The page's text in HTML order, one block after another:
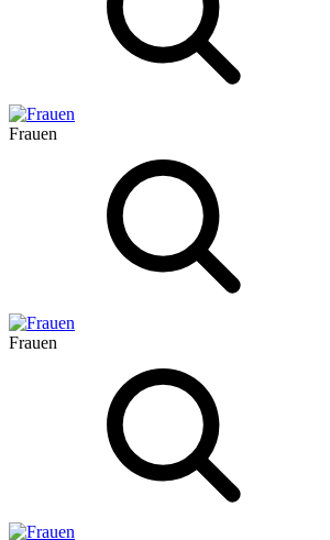
Frauen
Frauen